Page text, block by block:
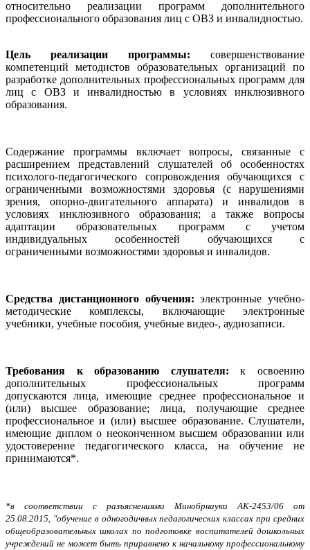
относительно реализации программ дополнительного
профессионального образования лиц с ОВЗ и инвалидностью.
Цель реализации программы: совершенствование
компетенций методистов образовательных организаций по
разработке дополнительных профессиональных программ для
лиц с ОВЗ и инвалидностью в условиях инклюзивного
образования.
Содержание программы включает вопросы, связанные с
расширением представлений слушателей об особенностях
психолого-педагогического сопровождения обучающихся с
ограниченными возможностями здоровья (с нарушениями
зрения, опорно-двигательного аппарата) и инвалидов в
условиях инклюзивного образования; а также вопросы
адаптации образовательных программ с учетом
индивидуальных особенностей обучающихся с
ограниченными возможностями здоровья и инвалидов.
Средства дистанционного обучения: электронные учебно-
методические комплексы, включающие электронные
учебники, учебные пособия, учебные видео-, аудиозаписи.
Требования к образованию слушателя:к освоению
дополнительных профессиональных программ
допускаются
лица, имеющие среднее профессиональное и
(или) высшее образование; лица, получающие среднее
профессиональное и (или) высшее образование. Слушатели,
имеющие диплом о неоконченном высшем образовании или
удостоверение педагогического класса, на обучение не
принимаются*.
*в соответствии с разъяснениями Минобрнауки АК-2453/06 от
25.08.2015, "обучение в одногодичных педагогических классах при средних
общеобразовательных школах по подготовке воспитателей дошкольных
учреждений не может быть приравнено к начальному профессиональному